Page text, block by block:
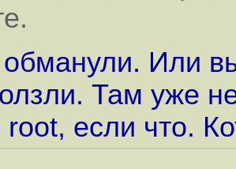
Или
Там уже
root, если что.